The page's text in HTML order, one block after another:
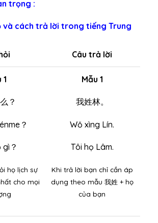
trọng :
và cách trả lời trong tiếng Trung
Câu trả lời
1
？
？
？
họ lịch sự
cho mọi
Mẫu 1
我姓林。
Wǒ xìng Lín.
Tôi họ Lâm.
Khi trả lời bạn chỉ cần áp
dụng theo mẫu 我姓 + họ
của bạn